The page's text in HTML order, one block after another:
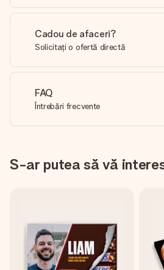
Cadou de afaceri?
Solicitați o ofertă directă
FAQ
Întrebări frecvente
S-ar putea să vă